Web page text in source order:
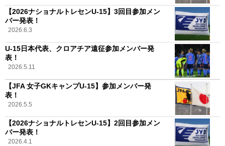
【2026ナショナルトレセンU-15】3回目参加メン
バー発表！
2026.6.3
U-15日本代表、クロアチア遠征参加メンバー発
表！
2026.5.11
【JFA 女子GKキャンプU-15】参加メンバー発
表！
2026.5.5
【2026ナショナルトレセンU-15】2回目参加メン
バー発表！
2026.4.1